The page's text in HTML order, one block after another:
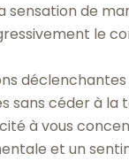
sensation de
le
sans céder à la
à vous
et un